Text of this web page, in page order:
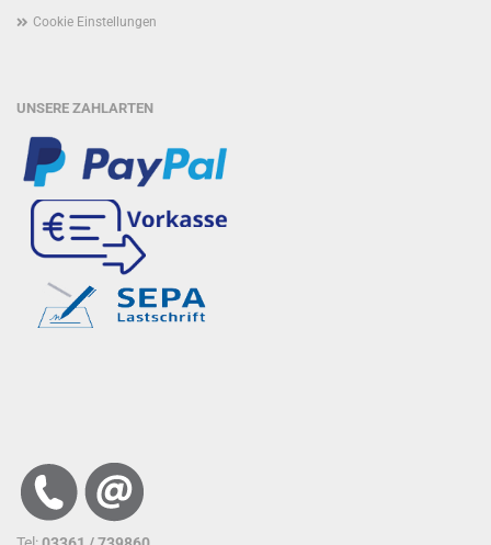
Cookie Einstellungen
UNSERE ZAHLARTEN